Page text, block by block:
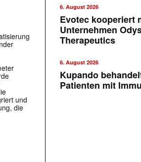
und
die
6. August 2026
Evotec kooperiert
Unternehmen
Therapeutics
6. August 2026
Kupando
Patienten mit